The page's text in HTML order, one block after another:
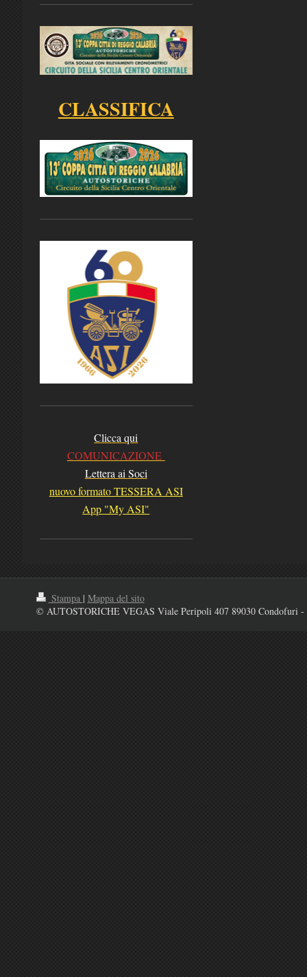
CLASSIFICA
Clicca qui
COMUNICAZIONE
Lettera ai Soci
nuovo formato TESSERA ASI
App "My ASI"
Stampa | Mappa del sito
© AUTOSTORICHE VEGAS Viale Peripoli 407 89030 Condofuri -